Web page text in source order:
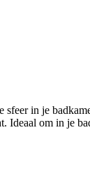
in je
Ideaal om in je